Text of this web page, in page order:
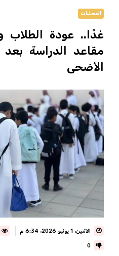
المحليات
غدًا.. عودة الطلاب
مقاعد الدراسة بعد
الأضحى
الاثنين، 1 يونيو 2026، 6:34 م
0